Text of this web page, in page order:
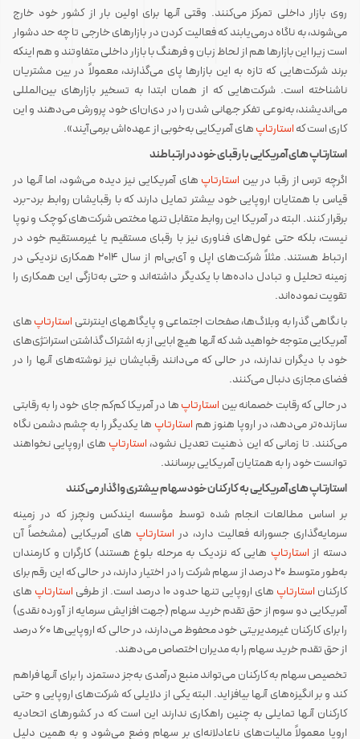
روی بازار داخلی تمرکز می‌کنند. وقتی آنها برای اولین بار از کشور خود خارج
می‌شوند، به ناگاه درمی‌یابند که فعالیت کردن در بازارهای خارجی تا چه حد دشوار
است زیرا این بازارها هم از لحاظ زبان و فرهنگ با بازار داخلی متفاوتند و هم اینکه
برند شرکت‌هایی که تازه به این بازارها پای می‌گذارند، معمولاً در بین مشتریان
ناشناخته است. شرکت‌هایی که از همان ابتدا به تسخیر بازارهای بین‌المللی
می‌اندیشند، به‌نوعی تفکر جهانی شدن را در دی‌ان‌ای خود پرورش می‌دهند و این
کاری است کهاستارتاپهای آمریکایی به‌خوبی از عهده‌اش برمی‌آیند».
استارتاپ های آمریکایی با رقبای خود در ارتباطند
اگرچه ترس از رقبا در بین استارتاپ های آمریکایی نیز دیده می‌شود، اما آنها در
قیاس با همتایان اروپایی خود بیشتر تمایل دارند که با رقبایشان روابط برد-برد
برقرار کنند. البته در آمریکا این روابط متقابل تنها مختص شرکت‌های کوچک و نوپا
نیست، بلکه حتی غول‌های فناوری نیز با رقبای مستقیم یا غیرمستقیم خود در
ارتباط هستند. مثلاً شرکت‌های اپل و آی‌بی‌ام از سال 2014 همکاری نزدیکی در
زمینه تحلیل و تبادل داده‌ها با یکدیگر داشته‌اند و حتی به‌تازگی این همکاری را
تقویت نموده‌اند.
با نگاهی گذرا به وبلاگ‌ها، صفحات اجتماعی و پایگاههای اینترنتی استارتاپهای
آمریکایی متوجه خواهید شد که آنها هیچ ابایی از به اشتراک گذاشتن استراتژی‌های
خود با دیگران ندارند، در حالی که می‌دانند رقبایشان نیز نوشته‌های آنها را در
فضای مجازی دنبال می‌کنند.
در حالی که رقابت خصمانه بین استارتاپها در آمریکا کم‌کم جای خود را به رقابتی
سازنده‌تر می‌دهد، در اروپا هنوز هم استارتاپ ها یکدیگر را به چشم دشمن نگاه
می‌کنند. تا زمانی که این ذهنیت تعدیل نشود، استارتاپ های اروپایی نخواهند
توانست خود را به همتایان آمریکایی برسانند.
استارتاپ های آمریکایی به کارکنان خود سهام بیشتری واگذار می‌کنند
بر اساس مطالعات انجام شده توسط مؤسسه ایندکس ونچرز که در زمینه
سرمایه‌گذاری جسورانه فعالیت دارد، در استارتاپ های آمریکایی (مشخصاً آن
دسته از استارتاپ هایی که نزدیک به مرحله بلوغ هستند) کارگران و کارمندان
به‌طور متوسط 20 درصد از سهام شرکت را در اختیار دارند، در حالی که این رقم برای
کارکنان استارتاپ های اروپایی تنها حدود 10 درصد است. از طرفی استارتاپ های
آمریکایی دو سوم از حق تقدم خرید سهام (جهت افزایش سرمایه از آورده نقدی)
را برای کارکنان غیرمدیریتی خود محفوظ می‌دارند، در حالی که اروپایی‌ها 60 درصد
از حق تقدم خرید سهام را به مدیران اختصاص می‌دهند.
تخصیص سهام به کارکنان می‌تواند منبع درآمدی به‌جز دستمزد را برای آنها فراهم
کند و بر انگیزه‌های آنها بیافزاید. البته یکی از دلایلی که شرکت‌های اروپایی و حتی
کارکنان آنها تمایلی به چنین راهکاری ندارند این است که در کشورهای اتحادیه
اروپا معمولاً مالیات‌های ناعادلانه‌ای بر سهام وضع می‌شود و به همین دلیل